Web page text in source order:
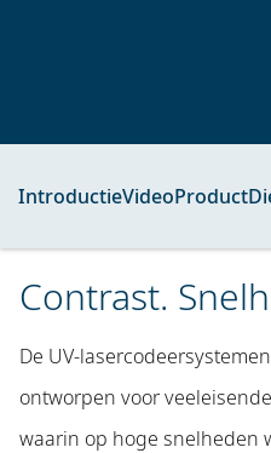
IntroductieVideoProduct
Contrast.
De UV-
ontworpen voor
waarin op hoge snelheden